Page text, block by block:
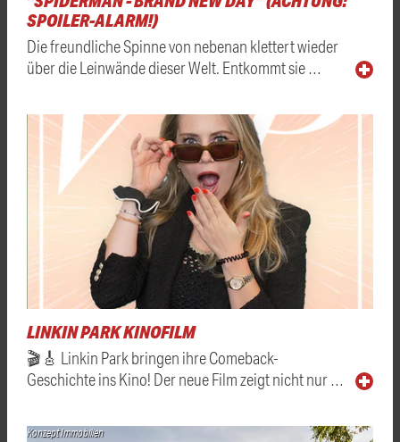
SPOILER-ALARM!)
Die freundliche Spinne von nebenan klettert wieder
über die Leinwände dieser Welt. Entkommt sie …
LINKIN PARK KINOFILM
🎬🎸 Linkin Park bringen ihre Comeback-
Geschichte ins Kino! Der neue Film zeigt nicht nur …
Konzept Immobilien